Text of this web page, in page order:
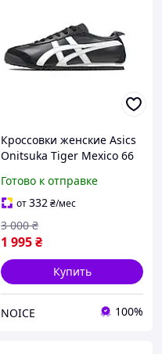
Кроссовки женские Asics
Onitsuka Tiger Mexico 66
трендовые кожаные
кроссовки Асикс Онитсуко
Тайгер кросы
Готово к отправке
от332₴/мес
1 995₴
3 000 ₴
Купить
NOICE 100%